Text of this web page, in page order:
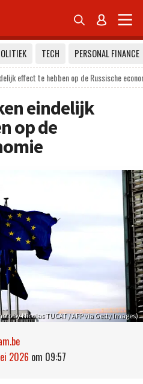
 
TECH
PERSONAL FINANCE
effect te hebben op de Russische
eindelijk
op de
by Nicolas TUCAT / AFP via Getty Images)
2026 om 09:57